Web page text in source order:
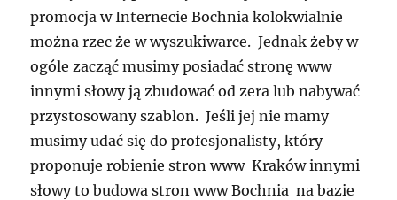
promocja w Internecie Bochnia kolokwialnie
można rzec że w wyszukiwarce. Jednak żeby w
ogóle zacząć musimy posiadać stronę www
innymi słowy ją zbudować od zera lub nabywać
przystosowany szablon. Jeśli jej nie mamy
musimy udać się do profesjonalisty, który
proponuje robienie stron www Kraków innymi
słowy to budowa stron www Bochnia na bazie